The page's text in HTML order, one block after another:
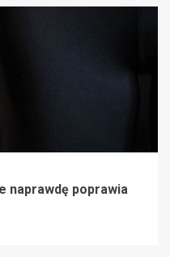
naprawdę poprawia